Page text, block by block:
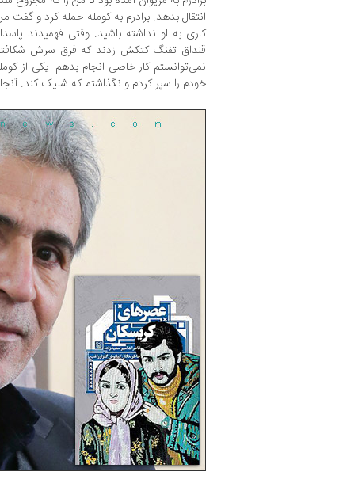
انتقال بدهد. برادرم به کومله‌ حمله کرد و گفت
کاری به او نداشته باشید. وقتی فهمیدند
قنداق تفنگ کتکش زدند که فرق سرش
نمی‌توانستم کار خاصی انجام بدهم. یکی از
خودم را سپر کردم و نگذاشتم که شلیک کند.